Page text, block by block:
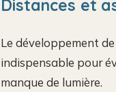
Distances et
Le développement
indispensable pour
manque de lumière.